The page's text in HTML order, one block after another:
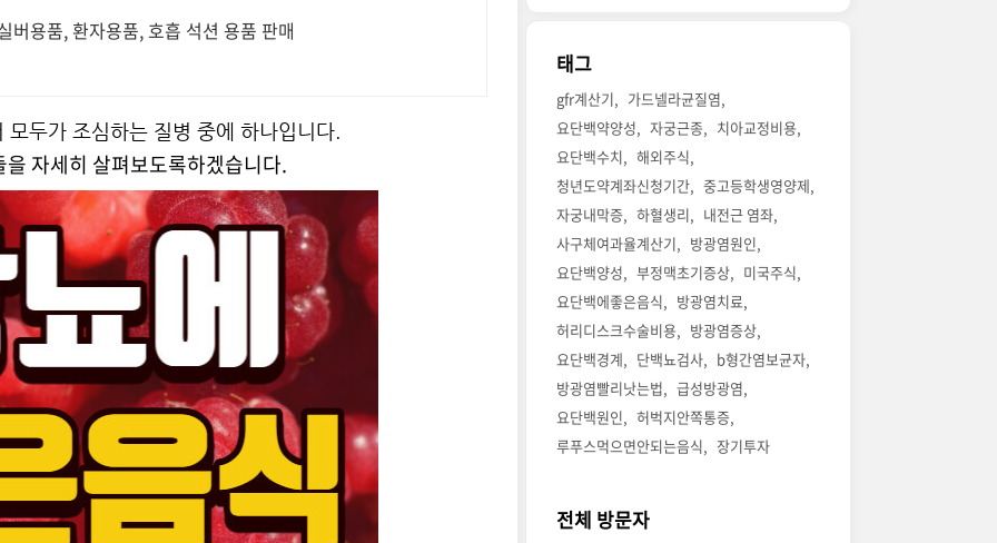
버용품, 환자용품, 호흡 석션 용품 판매
두가 조심하는 질병 중에 하나입니다.
자세히 살펴보도록하겠습니다.
태그
gfr계산기
가드넬라균질염
요단백약양성
자궁근종
치아교정비용
요단백수치
해외주식
청년도약계좌신청기간
중고등학생영양제
자궁내막증
하혈생리
내전근 염좌
사구체여과율계산기
방광염원인
요단백양성
부정맥초기증상
미국주식
요단백에좋은음식
방광염치료
허리디스크수술비용
방광염증상
요단백경계
단백뇨검사
b형간염보균자
방광염빨리낫는법
급성방광염
요단백원인
허벅지안쪽통증
루푸스먹으면안되는음식
장기투자
전체 방문자